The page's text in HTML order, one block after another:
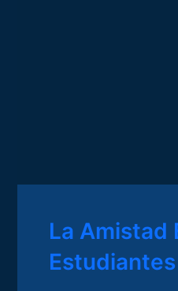
La Amistad
Estudiantes